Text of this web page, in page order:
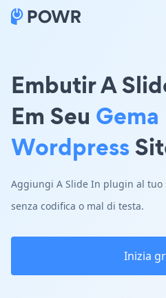
Embutir A
Em Seu Gema
Wordpress
Aggiungi A Slide In plugin al tuo
senza codifica o mal di testa.
Inizia